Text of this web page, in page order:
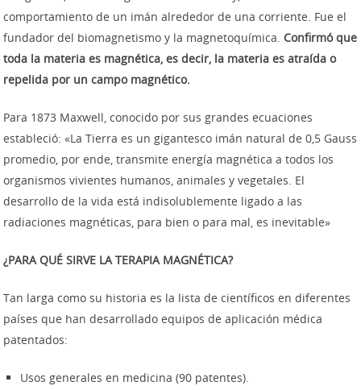
comportamiento de un imán alrededor de una corriente. Fue el
fundador del biomagnetismo y la magnetoquímica. Confirmó que
toda la materia es magnética, es decir, la materia es atraída o
repelida por un campo magnético.
Para 1873 Maxwell, conocido por sus grandes ecuaciones
estableció: «La Tierra es un gigantesco imán natural de 0,5 Gauss
promedio, por ende, transmite energía magnética a todos los
organismos vivientes humanos, animales y vegetales. El
desarrollo de la vida está indisolublemente ligado a las
radiaciones magnéticas, para bien o para mal, es inevitable»
¿PARA QUÉ SIRVE LA TERAPIA MAGNÉTICA?
Tan larga como su historia es la lista de científicos en diferentes
países que han desarrollado equipos de aplicación médica
patentados:
Usos generales en medicina (90 patentes).